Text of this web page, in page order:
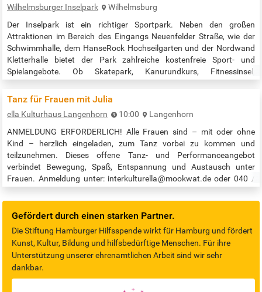
losfahren (oder…
Wilhelmsburger Inselpark
Wilhelmsburg
Der Inselpark ist ein richtiger Sportpark. Neben den großen
Attraktionen im Bereich des Eingangs Neuenfelder Straße, wie der
Schwimmhalle, dem HanseRock Hochseilgarten und der Nordwand
Kletterhalle bietet der Park zahlreiche kostenfreie Sport- und
Spielangebote. Ob Skatepark, Kanurundkurs, Fitnessinsel,
bestmögliche Bedingungen für eine aktive Gestaltung Ihres Alltags.
Tanz für Frauen mit Julia
ella Kulturhaus Langenhorn 10:00
Langenhorn
ANMELDUNG ERFORDERLICH! Alle Frauen sind – mit oder ohne
Kind – herzlich eingeladen, zum Tanz vorbei zu kommen und
teilzunehmen. Dieses offene Tanz- und Performanceangebot
verbindet Bewegung, Spaß, Entspannung und Austausch unter
Frauen. Anmeldung unter: interkulturella@mookwat.de oder 040 /
10:00 bis 11:30 Uhr Quelle: https://mookwat.de/ella-
kulturhaus/angebote/
Gefördert durch einen starken Partner.
Die Stiftung Hamburger Hilfsspende wirkt für Hamburg und fördert
Kunst, Kultur, Bildung und hilfsbedürftige Menschen. Für ihre
Unterstützung unserer ehrenamtlichen Arbeit sind wir sehr
dankbar.